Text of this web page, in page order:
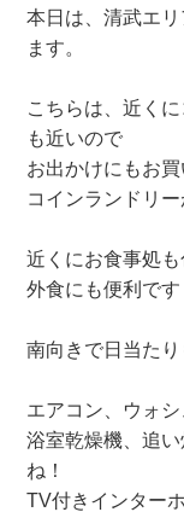
本日は、清武エ
ます。
こちらは、近く
も近いので
お出かけにもお買
コインランドリ
近くにお食事処も
外食にも便利です
南向きで日当たり
エアコン、ウォシ
浴室乾燥機、追
ね！
TV付きインター